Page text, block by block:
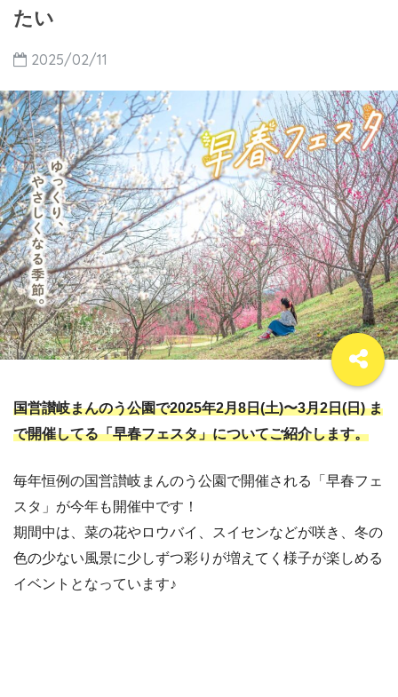
たい
2025/02/11
国営讃岐まんのう公園で2025年2月8日(土)〜3月2日(日) ま
で開催してる「早春フェスタ」についてご紹介します。
毎年恒例の国営讃岐まんのう公園で開催される「早春フェ
スタ」が今年も開催中です！
期間中は、菜の花やロウバイ、スイセンなどが咲き、冬の
色の少ない風景に少しずつ彩りが増えてく様子が楽しめる
イベントとなっています♪